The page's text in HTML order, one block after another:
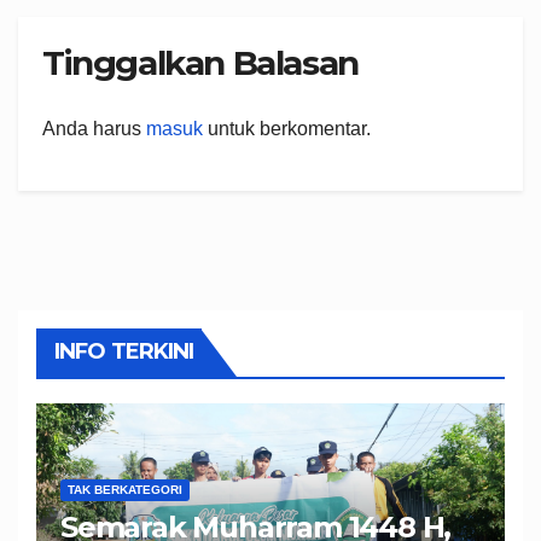
Tinggalkan Balasan
Anda harus masuk untuk berkomentar.
INFO TERKINI
TAK BERKATEGORI
Semarak Muharram 1448 H,